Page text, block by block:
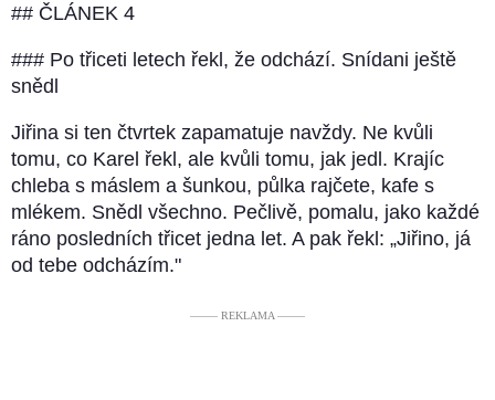
## ČLÁNEK 4
### Po třiceti letech řekl, že odchází. Snídani ještě
snědl
Jiřina si ten čtvrtek zapamatuje navždy. Ne kvůli
tomu, co Karel řekl, ale kvůli tomu, jak jedl. Krajíc
chleba s máslem a šunkou, půlka rajčete, kafe s
mlékem. Snědl všechno. Pečlivě, pomalu, jako každé
ráno posledních třicet jedna let. A pak řekl: „Jiřino, já
od tebe odcházím."
––––– REKLAMA –––––